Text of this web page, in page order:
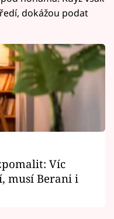
dokážou podat
Víc
musí Berani i